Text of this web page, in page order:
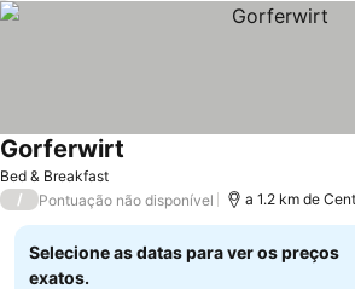
Bed & Breakfast
Gorferwirt
/ Pontuação não disponível a 1.2 km de
Selecione as datas para ver os preços
exatos.